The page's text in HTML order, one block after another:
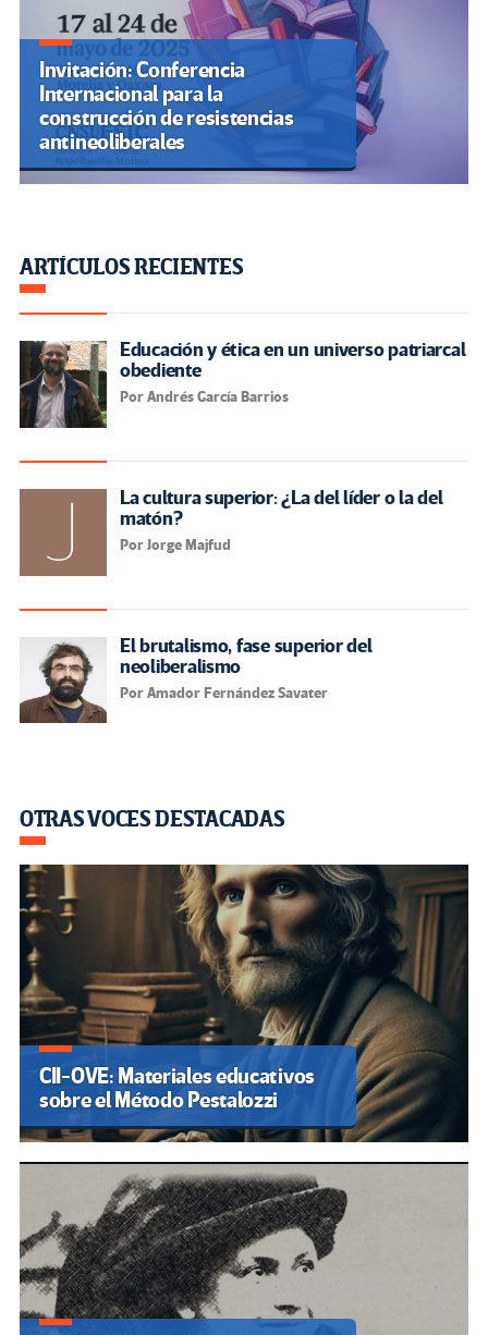
Invitación: Conferencia
Internacional para la
construcción de resistencias
antineoliberales
ARTÍCULOS RECIENTES
Educación y ética en un universo patriarcal
obediente
Por Andrés García Barrios
La cultura superior: ¿La del líder o la del
matón?
Por Jorge Majfud
El brutalismo, fase superior del
neoliberalismo
Por Amador Fernández Savater
OTRAS VOCES DESTACADAS
CII-OVE: Materiales educativos
sobre el Método Pestalozzi